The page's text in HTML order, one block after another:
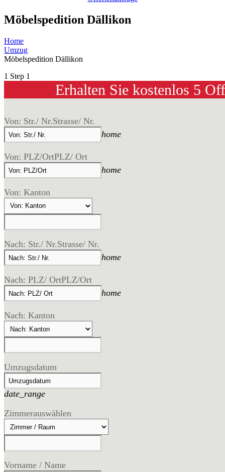
Möbelspedition Dällikon
Home
Umzug
Möbelspedition Dällikon
1 Step 1
Erhalten Sie kostenlos 5
Von: Str./ Nr.Strasse/ Nr.
home
Von: PLZ/OrtPLZ/ Ort
home
Von: Kanton
Nach: Str./ Nr.Strasse/ Nr.
home
Nach: PLZ/ OrtPLZ/Ort
home
Nach: Kanton
Umzugsdatum
date_range
Zimmerauswählen
Vorname / Name